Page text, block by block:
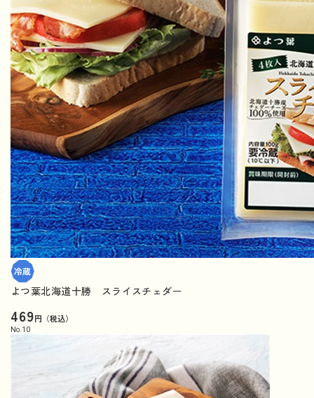
よつ葉北海道十勝 スライスチェダー
469円（税込）
No. 10